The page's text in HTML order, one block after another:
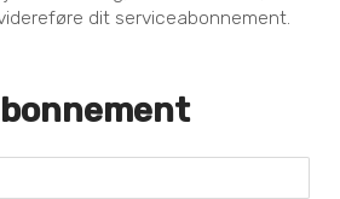
dit serviceabonnement.